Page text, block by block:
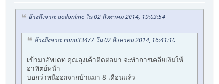
อ้างถึงจาก: aodonline ใน 02 สิงหาคม 2014, 19:03:54
อ้างถึงจาก: nono33477 ใน 02 สิงหาคม 2014, 16:41:10
เข้ามาอัพเดท คุณลุงเค้าติดต่อมา จะทำการเคลียเงินให้
อาทิตย์หน้า
บอกว่าหนีออกจากบ้านมา 8 เดือนแล้ว